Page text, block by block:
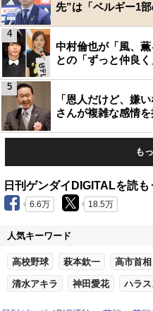
先”は「ベルギー1
中村倫也が「風、
との「ずっと仲良
4
「恩人だけど、嫌
さんが複雑な感情
5
も
日刊ゲンダイDIGITALを読も
6.6万 18.5万
人気キーワード
高校野球 萩本欽一 高市首相
清水アキラ 神田愛花 ハラス